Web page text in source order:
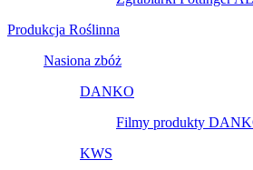
Produkcja Roślinna
Nasiona zbóż
DANKO
Filmy produkty
KWS